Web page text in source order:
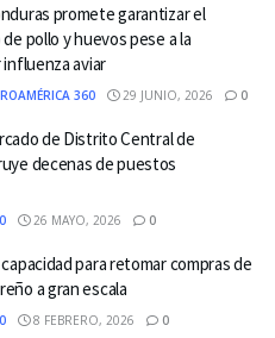
promete garantizar el
pollo y huevos pese a la
aviar
360 29 JUNIO, 2026 0
de Distrito Central de
decenas de puestos
26 MAYO, 2026 0
para retomar compras de
a gran escala
8 FEBRERO, 2026 0